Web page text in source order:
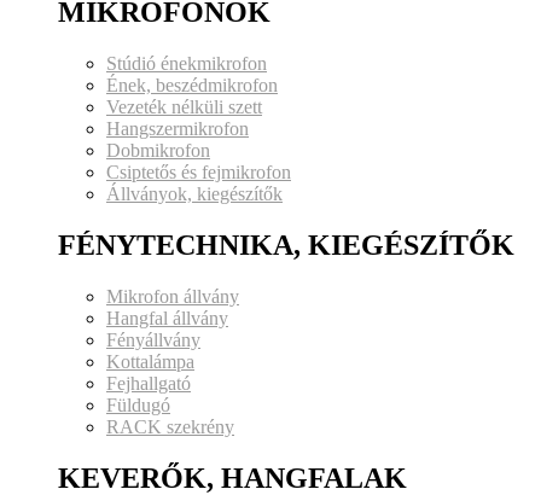
MIKROFONOK
Stúdió énekmikrofon
Ének, beszédmikrofon
Vezeték nélküli szett
Hangszermikrofon
Dobmikrofon
Csiptetős és fejmikrofon
Állványok, kiegészítők
FÉNYTECHNIKA, KIEGÉSZÍTŐK
Mikrofon állvány
Hangfal állvány
Fényállvány
Kottalámpa
Fejhallgató
Füldugó
RACK szekrény
KEVERŐK, HANGFALAK